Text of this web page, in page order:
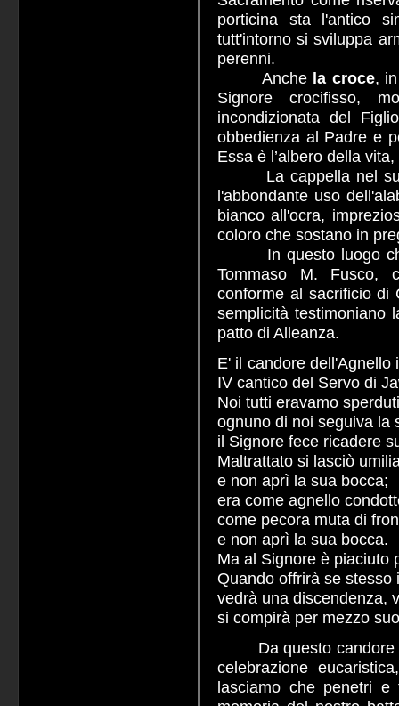
porticina sta l'antico
tutt'intorno si sviluppa
perenni.
Anche la croce,
Signore crocifisso,
incondizionata del
obbedienza al Padre e
Essa è l’albero della
La cappella nel suo
l'abbondante uso
bianco all'ocra,
coloro che sostano in
In questo luogo che
Tommaso M. Fusco,
conforme al sacrificio di
semplicità testimoniano
patto di Alleanza.
E' il candore
IV cantico del Servo di
Noi tutti eravamo
ognuno di noi seguiva la
il Signore fece ricadere
Maltrattato si lasciò
e non aprì la sua bocca;
era come agnello
come pecora muta di
e non aprì la sua bocca.
Ma al Signore è piaciuto
Quando offrirà se stesso
vedrà una discendenza,
si compirà per mezzo
Da questo candore
celebrazione
lasciamo che penetri